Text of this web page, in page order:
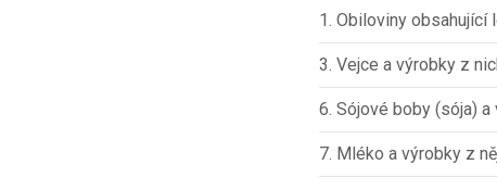
1. Obiloviny obsahující
3. Vejce a výrobky z
6. Sójové boby (sója) a
7. Mléko a výrobky z